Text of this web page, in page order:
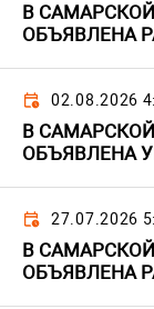
В
ОБЪЯВЛЕНА
02.08.2026
В
ОБЪЯВЛЕНА
27.07.2026
В
ОБЪЯВЛЕНА